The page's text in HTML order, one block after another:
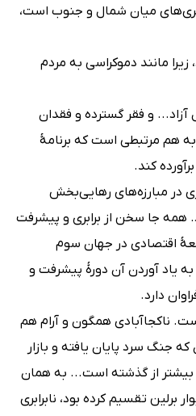
میان شمال و جنوب است،
مانند دموکراسی به مردم
آزاد... و فقر گسترده و فقدان
هم مرتبطی است که برنامۀ
کند.
در مبارزه‌های رهایی‌بخش
همه جا سخن از برابری و پیشرفت
اقتصادی در جهان سوم
یاد آوردن آن دورۀ پیشرفت و
دارد.
ناکجاآبادی همگون و آرام هم
که جنگ سرد پایان یافته و بازار
بیشتر از گذشته است... به همان
برلین تقسیم کرده بود، نابرابری